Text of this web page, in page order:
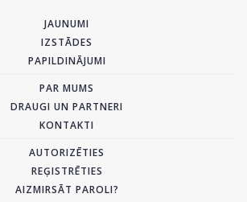
JAUNUMI
IZSTĀDES
PAPILDINĀJUMI
PAR MUMS
DRAUGI UN PARTNERI
KONTAKTI
AUTORIZĒTIES
REĢISTRĒTIES
AIZMIRSĀT PAROLI?